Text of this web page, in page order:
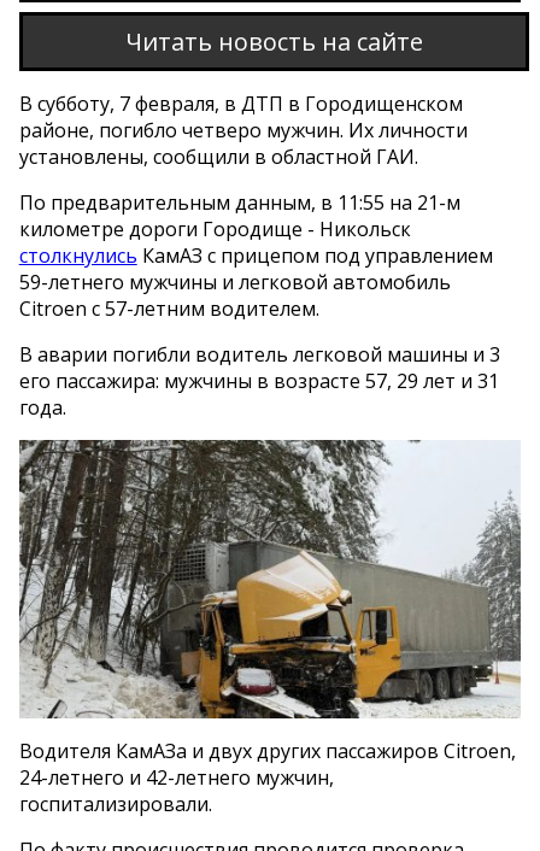
Читать новость на сайте
В субботу, 7 февраля, в ДТП в Городищенском
районе, погибло четверо мужчин. Их личности
установлены, сообщили в областной ГАИ.
По предварительным данным, в 11:55 на 21-м
километре дороги Городище - Никольск
столкнулись КамАЗ с прицепом под управлением
59-летнего мужчины и легковой автомобиль
Citroen с 57-летним водителем.
В аварии погибли водитель легковой машины и 3
его пассажира: мужчины в возрасте 57, 29 лет и 31
года.
Водителя КамАЗа и двух других пассажиров Citroen,
24-летнего и 42-летнего мужчин,
госпитализировали.